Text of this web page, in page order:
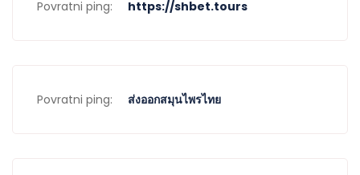
Povratni ping: https://shbet.tours
Povratni ping: ส่งออกสมุนไพรไทย